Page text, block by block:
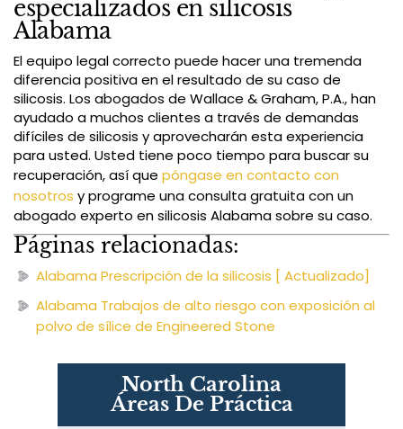
especializados en silicosis
Alabama
El equipo legal correcto puede hacer una tremenda
diferencia positiva en el resultado de su caso de
silicosis. Los abogados de Wallace & Graham, P.A., han
ayudado a muchos clientes a través de demandas
difíciles de silicosis y aprovecharán esta experiencia
para usted. Usted tiene poco tiempo para buscar su
recuperación, así que póngase en contacto con
nosotros y programe una consulta gratuita con un
abogado experto en silicosis Alabama sobre su caso.
Páginas relacionadas:
Alabama Prescripción de la silicosis [ Actualizado]
Alabama Trabajos de alto riesgo con exposición al
polvo de sílice de Engineered Stone
North Carolina
Áreas De Práctica